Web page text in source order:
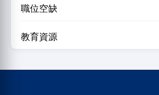
職位空缺
教育資源